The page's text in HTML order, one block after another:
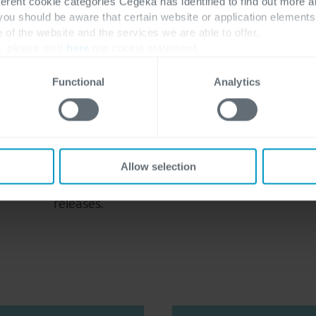
should be aware that certain website or application
the website and the services we are able to offer.
here
Functional Analytics
Allow selection
Continuous Testing
Als u geautomatiseerde tests in de
volledige software delivery pipeline
integreert, zal u onmiddellijk inzicht
krijgen in de bedrijfsrisico’s die
gepaard gaan met mogelijke nieuwe
releases.